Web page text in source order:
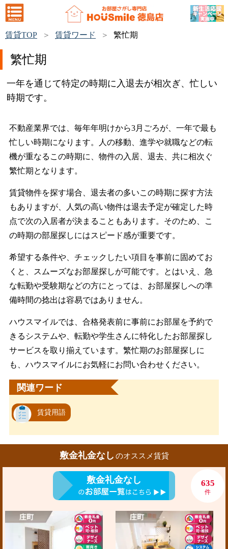
賃貸TOP 賃貸ワード 繁忙期
繁忙期
一年を通じて特定の時期に入退去が相次ぎ、忙しい
時期です。
不動産業界では、毎年年明けから3月ごろが、一年で最も
忙しい時期になります。人の移動、進学や就職などの転
機が重なるこの時期に、物件の入居、退去、共に相次ぐ
繁忙期となります。
賃貸物件を探す場合、退去者の多いこの時期に探す方法
もありますが、人気の高い物件は退去予定が確定した時
点で次の入居者が決まることもあります。そのため、こ
の時期の部屋探しにはスピード感が重要です。
希望する条件や、チェックしたい項目を事前に固めてお
くと、スムーズなお部屋探しが可能です。とはいえ、急
な転勤や受験期などの方にとっては、お部屋探しへの準
備時間の捻出は容易ではありません。
ハウスマイルでは、合格発表前に事前にお部屋を予約で
きるシステムや、転勤や学生さんに特化したお部屋探し
サービスを取り揃えています。繁忙期のお部屋探しに
も、ハウスマイルにお気軽にお問い合わせください。
関連ワード
賃貸用語
敷金礼金なし のオススメ賃貸
敷金礼金なし 635
件